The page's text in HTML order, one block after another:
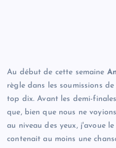
Au début de cette semaine
règle dans les soumissions
top dix. Avant les demi-
que, bien que nous ne
au niveau des yeux, j'avoue
contenait au moins une